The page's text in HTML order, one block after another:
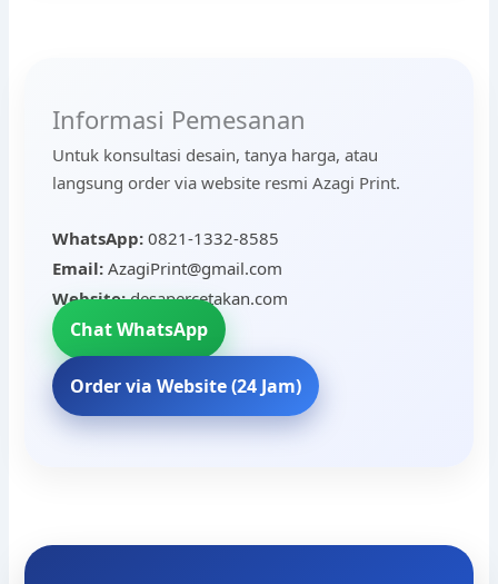
Informasi Pemesanan
Untuk konsultasi desain, tanya harga, atau
langsung order via website resmi Azagi Print.
WhatsApp:0821-1332-8585
Email:AzagiPrint@gmail.com
Website:desapercetakan.com
Chat WhatsApp
Order via Website (24 Jam)